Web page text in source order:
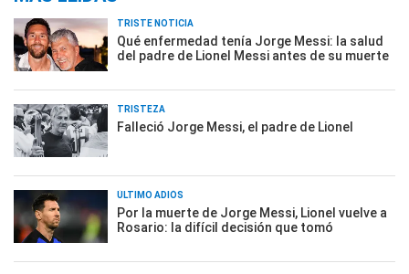
TRISTE NOTICIA
Qué enfermedad tenía Jorge Messi: la salud
del padre de Lionel Messi antes de su muerte
TRISTEZA
Falleció Jorge Messi, el padre de Lionel
ÚLTIMO ADIÓS
Por la muerte de Jorge Messi, Lionel vuelve a
Rosario: la difícil decisión que tomó